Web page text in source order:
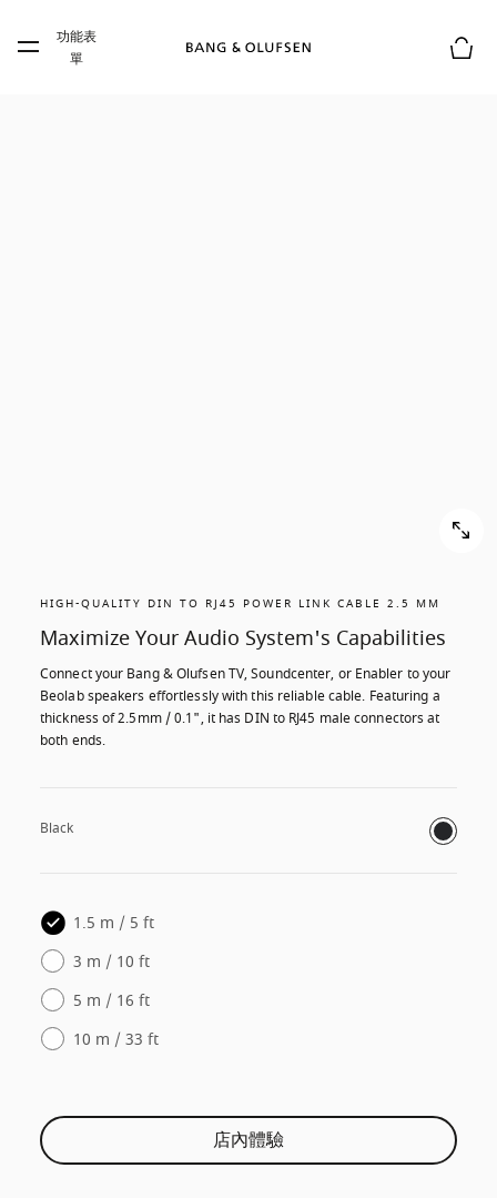
Skip to main footer
功能表
單
HIGH-QUALITY DIN TO RJ45 POWER LINK CABLE 2.5 MM
Maximize Your Audio System's Capabilities
Connect your Bang & Olufsen TV, Soundcenter, or Enabler to your
Beolab speakers effortlessly with this reliable cable. Featuring a
thickness of 2.5mm / 0.1", it has DIN to RJ45 male connectors at
both ends.
Black
1.5 m / 5 ft
3 m / 10 ft
5 m / 16 ft
10 m / 33 ft
店內體驗